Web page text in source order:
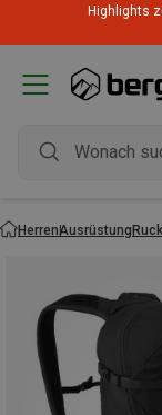
Highlights
HerrenAusrüstung